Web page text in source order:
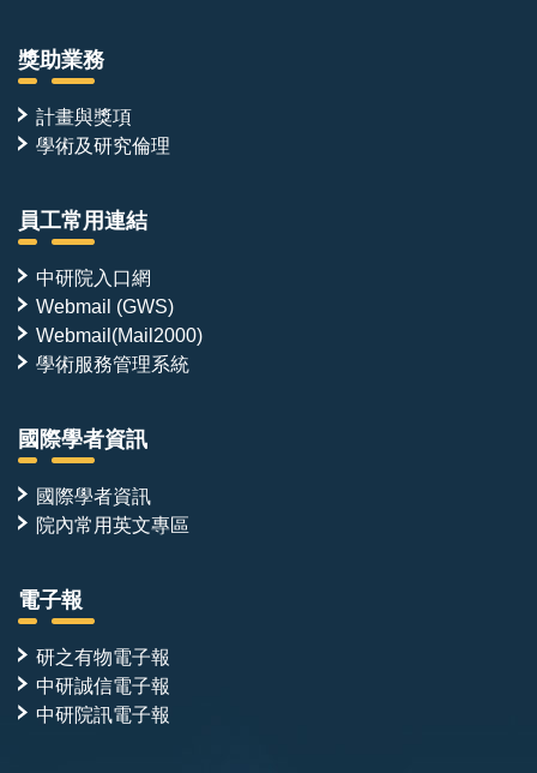
獎助業務
計畫與獎項
學術及研究倫理
員工常用連結
中研院入口網
Webmail (GWS)
Webmail(Mail2000)
學術服務管理系統
國際學者資訊
國際學者資訊
院內常用英文專區
電子報
研之有物電子報
中研誠信電子報
中研院訊電子報